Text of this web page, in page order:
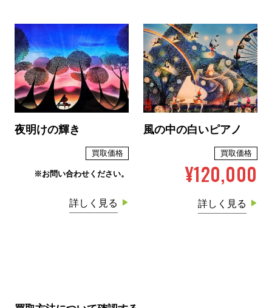
夜明けの輝き
買取価格
※お問い合わせください。
詳しく見る
風の中の白いピアノ
買取価格
¥120,000
詳しく見る